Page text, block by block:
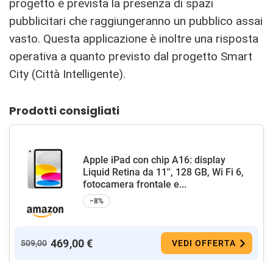
progetto è prevista la presenza di spazi
pubblicitari che raggiungeranno un pubblico assai
vasto. Questa applicazione è inoltre una risposta
operativa a quanto previsto dal progetto Smart
City (Città Intelligente).
Prodotti consigliati
Apple iPad con chip A16: display
Liquid Retina da 11'', 128 GB, Wi Fi 6,
fotocamera frontale e...
−8%
509,00 469,00 € VEDI OFFERTA